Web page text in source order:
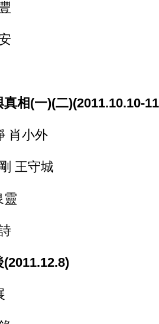
相(一)(二)(2011.10.10-
小外
王守城